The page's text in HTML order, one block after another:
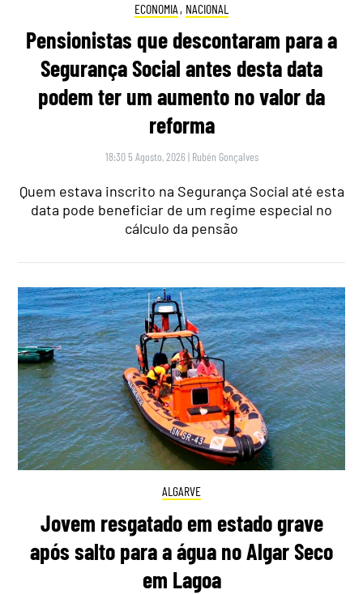
ECONOMIA , NACIONAL
Pensionistas que descontaram para a
Segurança Social antes desta data
podem ter um aumento no valor da
reforma
18:30 5 Agosto, 2026 | Rubén Gonçalves
Quem estava inscrito na Segurança Social até esta
data pode beneficiar de um regime especial no
cálculo da pensão
ALGARVE
Jovem resgatado em estado grave
após salto para a água no Algar Seco
em Lagoa